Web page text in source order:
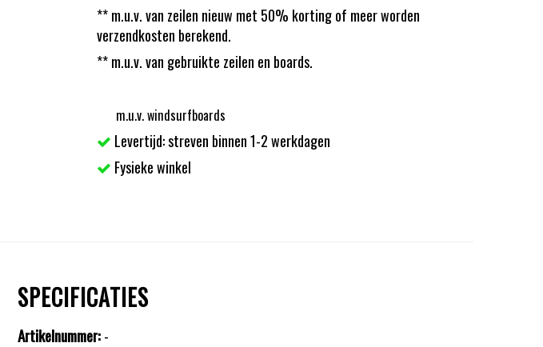
** m.u.v. van zeilen nieuw met 50% korting of meer worden
verzendkosten berekend.
** m.u.v. van gebruikte zeilen en boards.
m.u.v. windsurfboards
Levertijd: streven binnen 1-2 werkdagen
Fysieke winkel
SPECIFICATIES
Artikelnummer:-